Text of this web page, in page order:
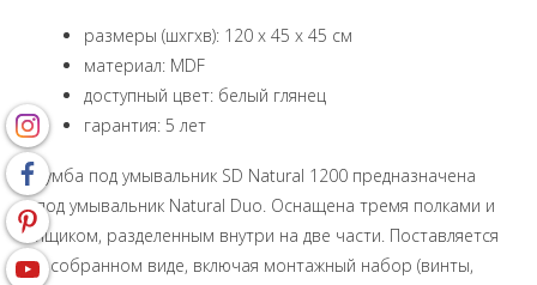
размеры (шxгxв): 120 x 45 x 45 см
материал: MDF
доступный цвет: белый глянец
гарантия: 5 лет
Тумба под умывальник SD Natural 1200 предназначена
под умывальник Natural Duo. Оснащена тремя полками и
ящиком, разделенным внутри на две части. Поставляется
в собранном виде, включая монтажный набор (винты,